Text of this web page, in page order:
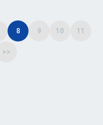
8 9 10 11
>>